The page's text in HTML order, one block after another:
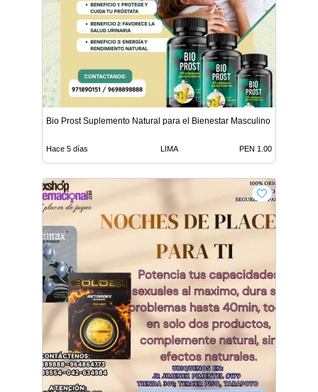
Bio Prost Suplemento Natural para el Bienestar Masculino
Hace 5 días LIMA PEN 1.00